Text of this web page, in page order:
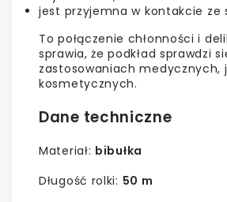
jest przyjemna w kontakcie ze
To połączenie chłonności i
sprawia, że podkład sprawdzi
zastosowaniach medycznych,
kosmetycznych.
Dane techniczne
Materiał: bibułka
Długość rolki: 50 m